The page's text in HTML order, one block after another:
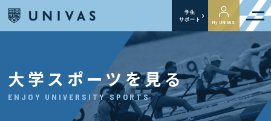
学生
サポート
My UNIVAS
大学スポーツを見る
ENJOY UNIVERSITY SPORTS